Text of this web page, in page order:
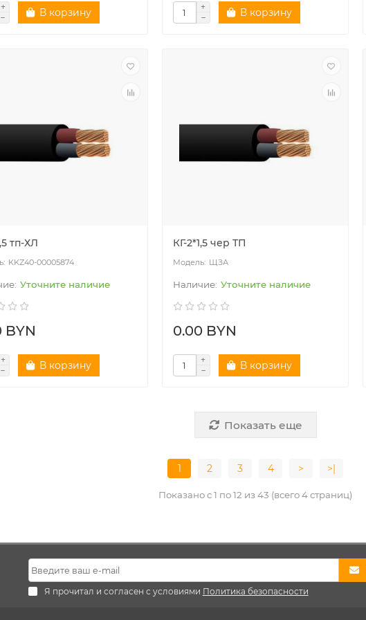
В корзину В корзину
тп-ХЛ
KKZ40-00005874
Уточните наличие
BYN
В корзину
КГ-2*1,5 чер ТП
ЩЗА
Уточните наличие
0.00 BYN
В корзину
Показать еще
1 2 3 4 > >|
Показано с 1 по 12 из 43 (всего 4 страниц)
Я прочитал и согласен с условиями Политика безопасности